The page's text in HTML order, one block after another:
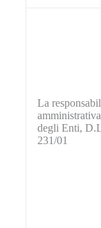
La
amministrativa
degli Enti,
231/01